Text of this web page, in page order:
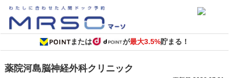
または が最大3.5%貯まる！
薬院河島脳神経外科クリニック